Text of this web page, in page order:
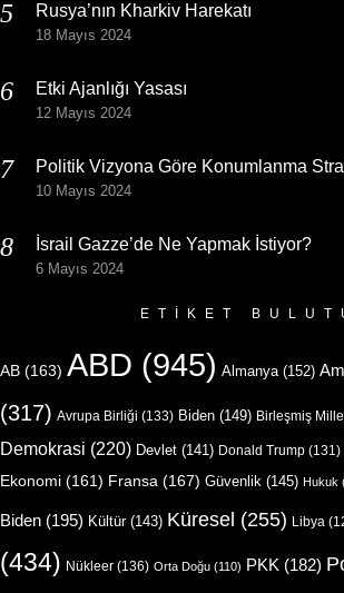
Rusya’nın Kharkiv Harekatı
18 Mayıs 2024
Etki Ajanlığı Yasası
12 Mayıs 2024
Politik Vizyona Göre Konumlanma
10 Mayıs 2024
İsrail Gazze’de Ne Yapmak İstiyor?
6 Mayıs 2024
ETIKET
AB (163) ABD (945) Almanya(152)
(317) Avrupa Birliği (133) Biden (149) Birleşmiş
Demokrasi (220) Devlet (141) Donald Trump (131)
Ekonomi (161) Fransa (167) Güvenlik (145) Hukuk
Biden (195) Kültür(143) Küresel (255) Libya
(434) Nükleer (136) Orta Doğu (110) PKK (182)